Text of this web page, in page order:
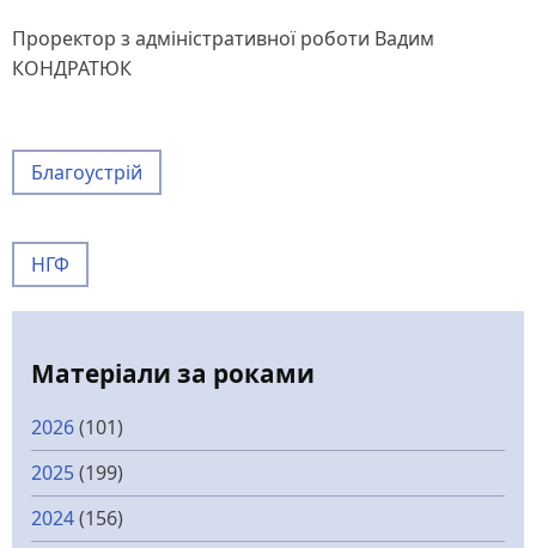
Проректор з адміністративної роботи Вадим
КОНДРАТЮК
Благоустрій
НГФ
Матеріали за роками
2026(101)
2025(199)
2024(156)